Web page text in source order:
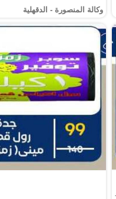
وكالة المنصورة - الدقهلية‎